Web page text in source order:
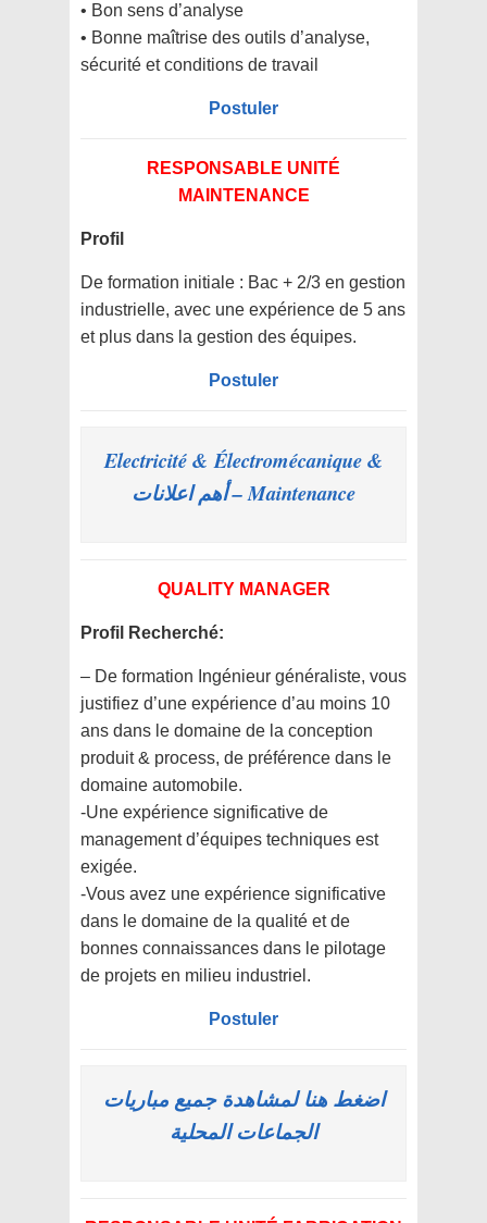
• Bon sens d’analyse
• Bonne maîtrise des outils d’analyse,
sécurité et conditions de travail
Postuler
RESPONSABLE UNITÉ
MAINTENANCE
Profil
De formation initiale : Bac + 2/3 en gestion
industrielle, avec une expérience de 5 ans
et plus dans la gestion des équipes.
Postuler
Electricité & Électromécanique &
Maintenance – أهم اعلانات
QUALITY MANAGER
Profil Recherché:
– De formation Ingénieur généraliste, vous
justifiez d’une expérience d’au moins 10
ans dans le domaine de la conception
produit & process, de préférence dans le
domaine automobile.
-Une expérience significative de
management d’équipes techniques est
exigée.
-Vous avez une expérience significative
dans le domaine de la qualité et de
bonnes connaissances dans le pilotage
de projets en milieu industriel.
Postuler
اضغط هنا لمشاهدة جميع مباريات
الجماعات المحلية